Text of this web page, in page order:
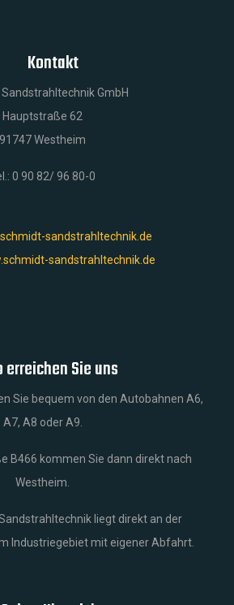
Kontakt
GmbH
Hauptstraße 62
91747 Westheim
0 90 82/ 96 80-0
sandstrahltechnik.de
sandstrahltechnik.de
erreichen Sie uns
Sie bequem von den Autobahnen A6,
A7, A8 oder A9.
B466 kommen Sie dann direkt nach
Westheim.
liegt direkt an der
Industriegebiet mit eigener Abfahrt.